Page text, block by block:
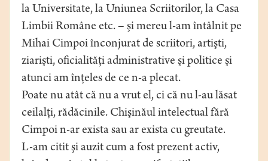
la Universitate, la Uniunea Scriitorilor, la Casa
Limbii Române etc. – şi mereu l-am întâlnit pe
Mihai Cimpoi înconjurat de scriitori, artişti,
ziarişti, oficialităţi administrative şi politice şi
atunci am înţeles de ce n-a plecat.
Poate nu atât că nu a vrut el, ci că nu l-au lăsat
ceilalţi, rădăcinile. Chişinăul intelectual fără
Cimpoi n-ar exista sau ar exista cu greutate.
L-am citit şi auzit cum a fost prezent activ,